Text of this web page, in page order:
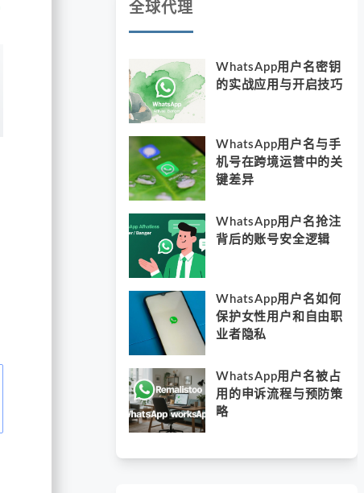
全球代理
WhatsApp用户名密钥
的实战应用与开启技巧
WhatsApp用户名与手
机号在跨境运营中的关
键差异
WhatsApp用户名抢注
背后的账号安全逻辑
WhatsApp用户名如何
保护女性用户和自由职
业者隐私
WhatsApp用户名被占
用的申诉流程与预防策
略